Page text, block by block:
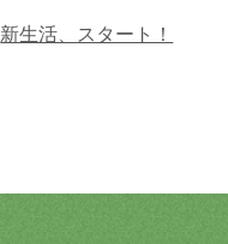
新生活、スタート！